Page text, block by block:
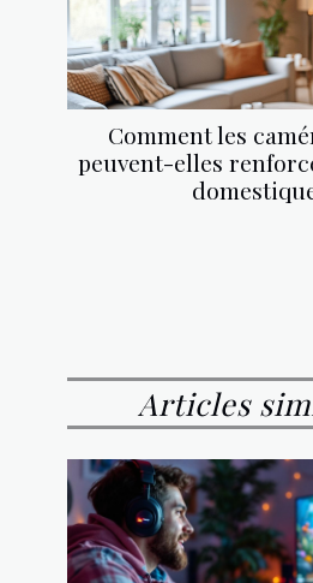
Comment les
peuvent-elles
Articles